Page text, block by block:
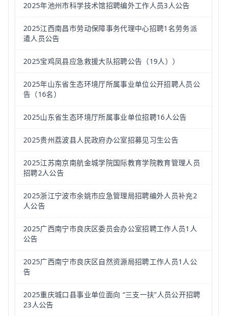
2025年池州市科学技术馆招聘编外工作人员3人公告
2025江西南昌市劳动保障事务代理中心招聘1名劳务派
遣人员公告
2025宝鸡凤县应急救援大队招聘公告（19人））
2025年山东省生态环境厅所属事业单位公开招聘人员公
告（16名）
2025山东省生态环境厅所属事业单位招聘16人公告
2025贵州荔波县人民政府办公室招募见习生公告
2025江苏南京南航金城学院国际教育学院教育管理人员
招聘2人公告
2025浙江宁波市余姚市应急管理局招聘编外人员补充2
人公告
2025广西南宁市良庆区委员会办公室招聘工作人员1人
公告
2025广西南宁市良庆区自然资源局招聘工作人员1人公
告
2025重庆城口县事业单位面向 “三支一扶”人员公开招聘
23人公告